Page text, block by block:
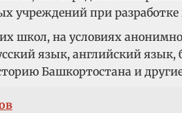
учреждений при
школ, на условиях
язык, английский
Башкортостана и